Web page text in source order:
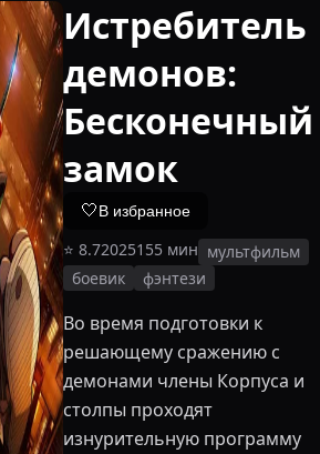
Истребитель
демонов:
Бесконечный
замок
🤍В избранное
⭐ 8.72025155 мин мультфильм
боевик
фэнтези
Во время подготовки к
решающему сражению с
демонами члены Корпуса и
столпы проходят
изнурительную программу